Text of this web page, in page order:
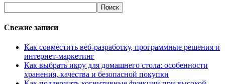
Свежие записи
Как совместить веб-разработку, программные решения и
интернет-маркетинг
Как выбрать икру для домашнего стола: особенности
хранения, качества и безопасной покупки